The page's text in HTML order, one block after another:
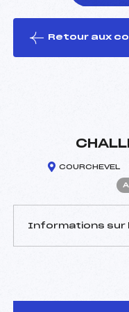
le ski
Retour aux
COURCHEVEL
Informations sur